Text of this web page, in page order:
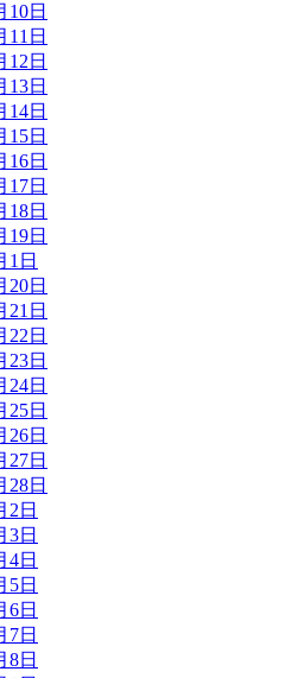
10日
11日
12日
13日
14日
15日
16日
17日
18日
19日
1日
20日
21日
22日
23日
24日
25日
26日
27日
28日
2日
3日
4日
5日
6日
7日
8日